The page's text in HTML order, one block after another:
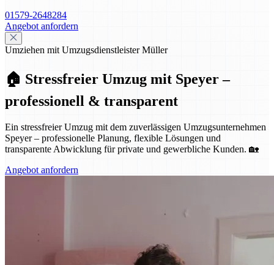
01579-2648284
Angebot anfordern
Umziehen mit Umzugsdienstleister Müller
🏠 Stressfreier Umzug mit Speyer –
professionell & transparent
Ein stressfreier Umzug mit dem zuverlässigen Umzugsunternehmen
Speyer – professionelle Planung, flexible Lösungen und
transparente Abwicklung für private und gewerbliche Kunden. 🏡
Angebot anfordern